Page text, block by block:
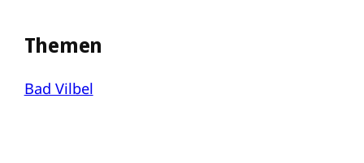
Themen
Bad Vilbel